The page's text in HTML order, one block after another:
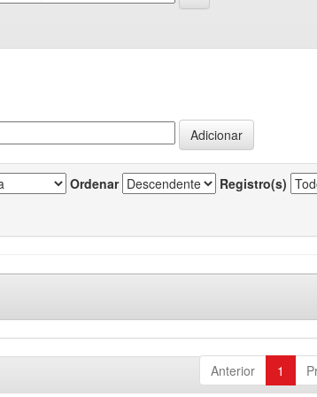
Ordenar Registro(s)
Anterior 1